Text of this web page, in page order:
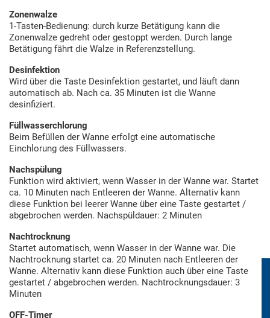
Zonenwalze
1-Tasten-Bedienung: durch kurze Betätigung kann die
Zonenwalze gedreht oder gestoppt werden. Durch lange
Betätigung fährt die Walze in Referenzstellung.
Desinfektion
Wird über die Taste Desinfektion gestartet, und läuft dann
automatisch ab. Nach ca. 35 Minuten ist die Wanne
desinfiziert.
Füllwasserchlorung
Beim Befüllen der Wanne erfolgt eine automatische
Einchlorung des Füllwassers.
Nachspülung
Funktion wird aktiviert, wenn Wasser in der Wanne war. Startet
ca. 10 Minuten nach Entleeren der Wanne. Alternativ kann
diese Funktion bei leerer Wanne über eine Taste gestartet /
abgebrochen werden. Nachspüldauer: 2 Minuten
Nachtrocknung
Startet automatisch, wenn Wasser in der Wanne war. Die
Nachtrocknung startet ca. 20 Minuten nach Entleeren der
Wanne. Alternativ kann diese Funktion auch über eine Taste
gestartet / abgebrochen werden. Nachtrocknungsdauer: 3
Minuten
OFF-Timer